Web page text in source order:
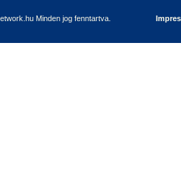
Minden jog fenntartva.